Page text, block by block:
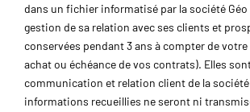
dans un fichier informatisé par la société Géo
gestion de sa relation avec ses clients et
conservées pendant 3 ans à compter de
achat ou échéance de vos contrats). Elles
communication et relation client de la société
informations recueillies ne seront ni